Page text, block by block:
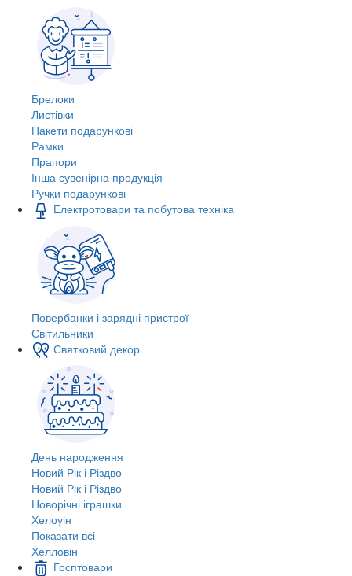
Брелоки
Листівки
Пакети подарункові
Рамки
Прапори
Інша сувенірна продукція
Ручки подарункові
Електротовари та побутова техніка
Повербанки і зарядні пристрої
Світильники
Святковий декор
День народження
Новий Рік і Різдво
Новий Рік і Різдво
Новорічні іграшки
Хелоуін
Показати всі
Хелловін
Госптовари